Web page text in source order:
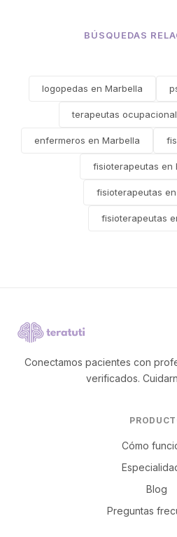
BÚSQUEDAS
logopedas en Marbella
terapeutas
enfermeros en Marbella
fisioterapeutas en
fisioterapeutas
fisioterapeutas
Conectamos pacientes con
verificados.
Cómo
Blog
Preguntas